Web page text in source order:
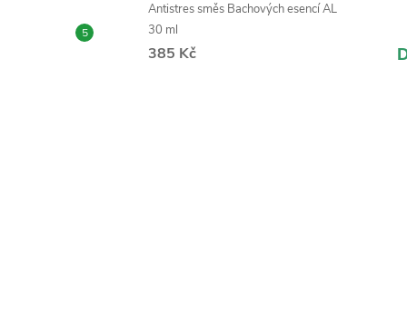
Antistres směs Bachových esencí AL
30 ml
385 Kč